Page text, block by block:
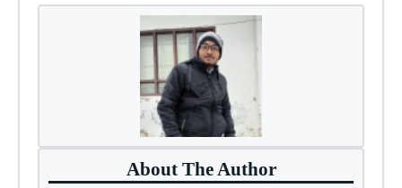
About The Author